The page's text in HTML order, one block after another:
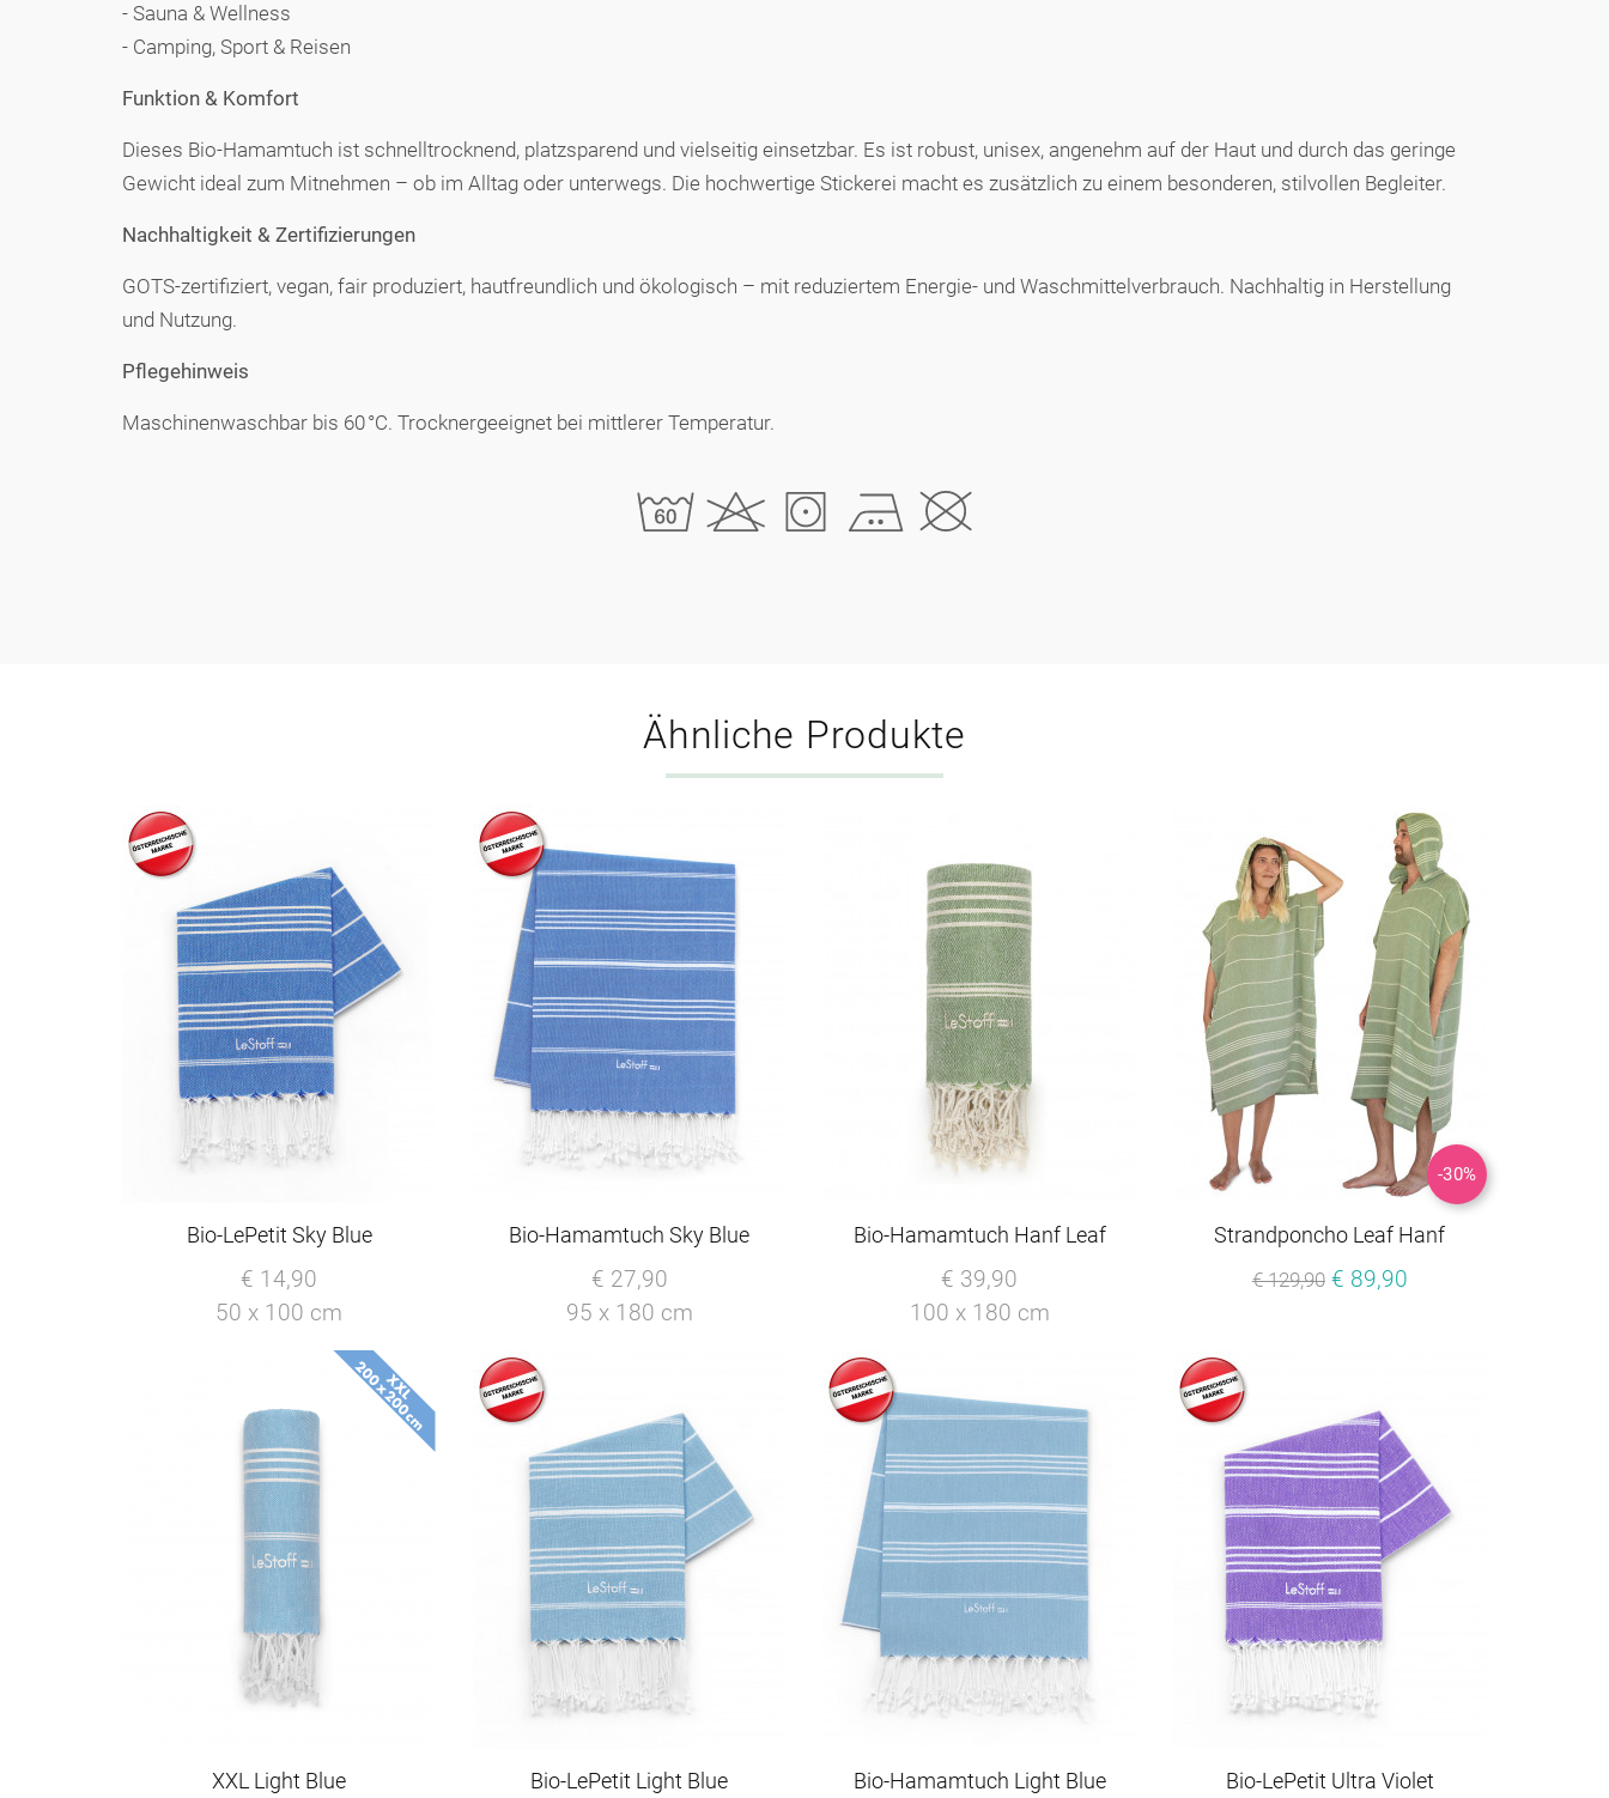
- Sauna & Wellness
- Camping, Sport & Reisen
Funktion & Komfort
Dieses Bio-Hamamtuch ist schnelltrocknend, platzsparend und vielseitig einsetzbar. Es ist robust, unisex, angenehm auf der Haut und durch das geringe
Gewicht ideal zum Mitnehmen – ob im Alltag oder unterwegs. Die hochwertige Stickerei macht es zusätzlich zu einem besonderen, stilvollen Begleiter.
Nachhaltigkeit & Zertifizierungen
GOTS-zertifiziert, vegan, fair produziert, hautfreundlich und ökologisch – mit reduziertem Energie- und Waschmittelverbrauch. Nachhaltig in Herstellung
und Nutzung.
Pflegehinweis
Maschinenwaschbar bis 60 °C. Trocknergeeignet bei mittlerer Temperatur.
Ähnliche Produkte
Bio-LePetit Sky Blue
€ 14,90
50 x 100 cm
Bio-Hamamtuch Sky Blue
€ 27,90
95 x 180 cm
Bio-Hamamtuch Hanf Leaf
€ 39,90
100 x 180 cm
-30%
Strandponcho Leaf Hanf
€ 129,90 € 89,90
XXL Light Blue Bio-LePetit Light Blue Bio-Hamamtuch Light Blue Bio-LePetit Ultra Violet